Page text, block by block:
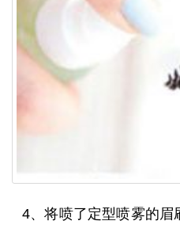
4、将喷了定型喷雾的眉